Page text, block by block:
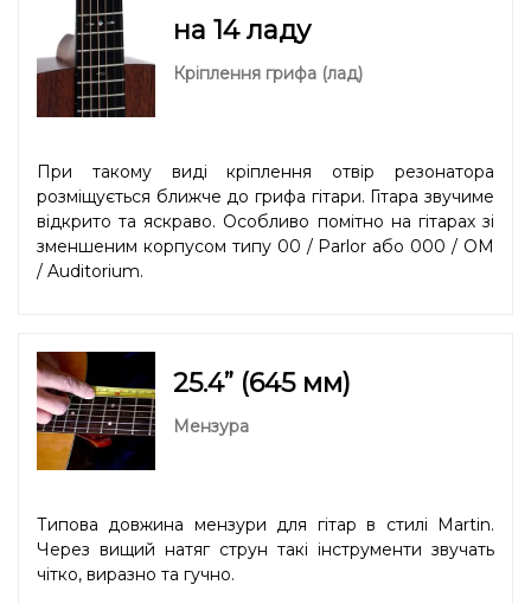
на 14 ладу
Кріплення грифа (лад)
При такому виді кріплення отвір резонатора
розміщується ближче до грифа гітари. Гітара звучиме
відкрито та яскраво. Особливо помітно на гітарах зі
зменшеним корпусом типу 00 / Parlor або 000 / OM
/ Auditorium.
25.4” (645 мм)
Мензура
Типова довжина мензури для гітар в стилі Martin.
Через вищий натяг струн такі інструменти звучать
чітко, виразно та гучно.